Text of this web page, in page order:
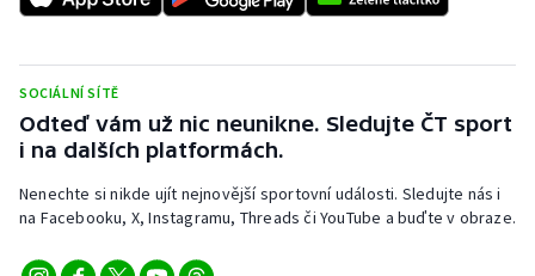
Ostatní
SOCIÁLNÍ SÍTĚ
Odteď vám už nic neunikne. Sledujte ČT sport
i na dalších platformách.
Nenechte si nikde ujít nejnovější sportovní události. Sledujte nás i
na Facebooku, X, Instagramu, Threads či YouTube a buďte v obraze.